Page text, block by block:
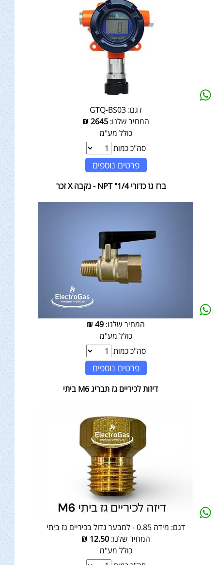
דגם: GTQ-BS03
המחיר שלנו: 2645
₪
כולל מע"מ
סה"כ כמות
פרטים נוספים
ברז גז כדורי 1/4" NPT - נקבה X זכר
המחיר שלנו: 49
₪
כולל מע"מ
סה"כ כמות
פרטים נוספים
דיזות לכיריים גז תבריג M6 ביתי
דגם: מידה 0.85 - למבער גדול בכיריים גז ביתי
המחיר שלנו: 12.50
₪
כולל מע"מ